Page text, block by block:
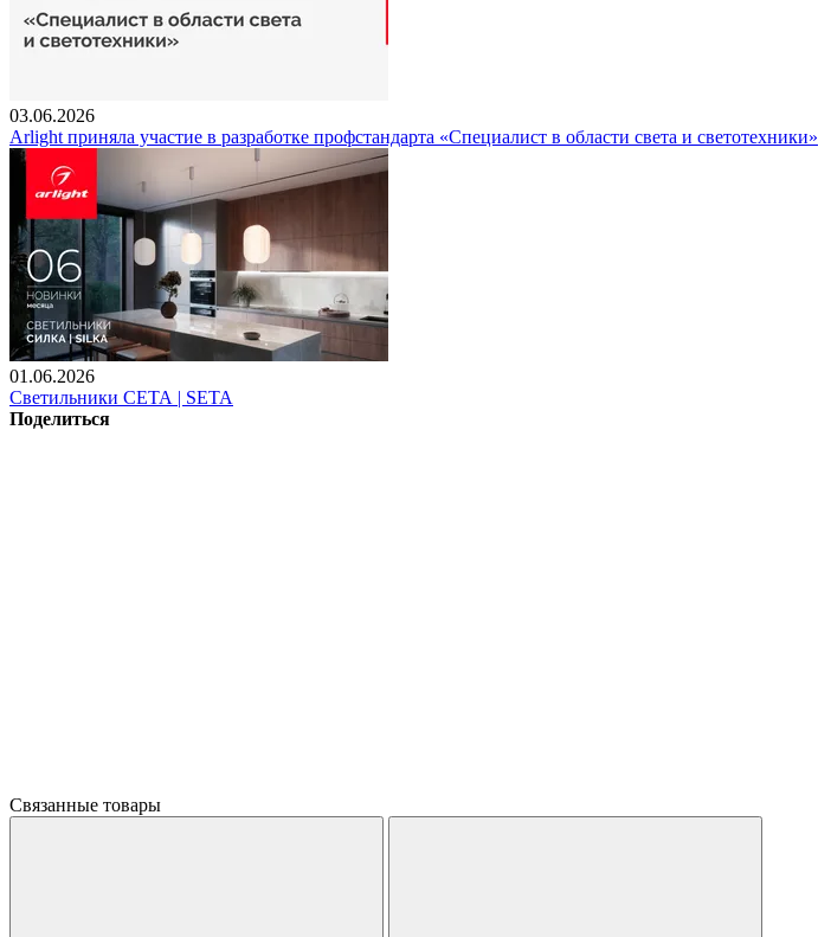
03.06.2026
Arlight приняла участие в разработке профстандарта «Специалист в области света и светотехники»
01.06.2026
Светильники СЕТА | SETA
Поделиться
Связанные товары